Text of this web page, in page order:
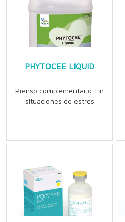
PHYTOCEE LIQUID
Pienso complementario. En
situaciones de estrés